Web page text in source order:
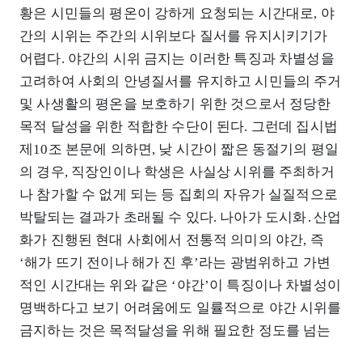
황은 시민들의 평온이 강하게 요청되는 시간대로, 야
간의 시위는 주간의 시위보다 질서를 유지시키기가
어렵다. 야간의 시위 금지는 이러한 특징과 차별성을
고려하여 사회의 안녕질서를 유지하고 시민들의 주거
및 사생활의 평온을 보호하기 위한 것으로서 정당한
목적 달성을 위한 적합한 수단이 된다. 그런데 집시법
제10조 본문에 의하면, 낮 시간이 짧은 동절기의 평일
의 경우, 직장인이나 학생은 사실상 시위를 주최하거
나 참가할 수 없게 되는 등 집회의 자유가 실질적으로
박탈되는 결과가 초래될 수 있다. 나아가 도시화․산업
화가 진행된 현대 사회에서 전통적 의미의 야간, 즉
‘해가 뜨기 전이나 해가 진 후’라는 광범위하고 가변
적인 시간대는 위와 같은 ‘야간’이 특징이나 차별성이
명백하다고 보기 어려움에도 일률적으로 야간 시위를
금지하는 것은 목적달성을 위해 필요한 정도를 넘는